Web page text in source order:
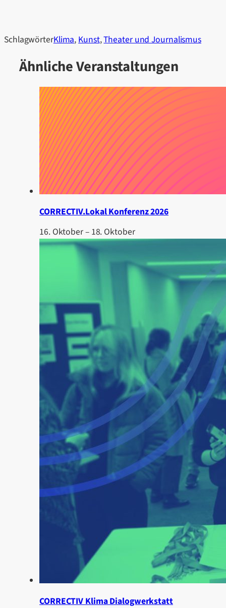
SchlagwörterKlima,Kunst,Theater und Journalismus
Ähnliche Veranstaltungen
CORRECTIV.Lokal Konferenz 2026
16. Oktober– 18. Oktober
CORRECTIV Klima Dialogwerkstatt